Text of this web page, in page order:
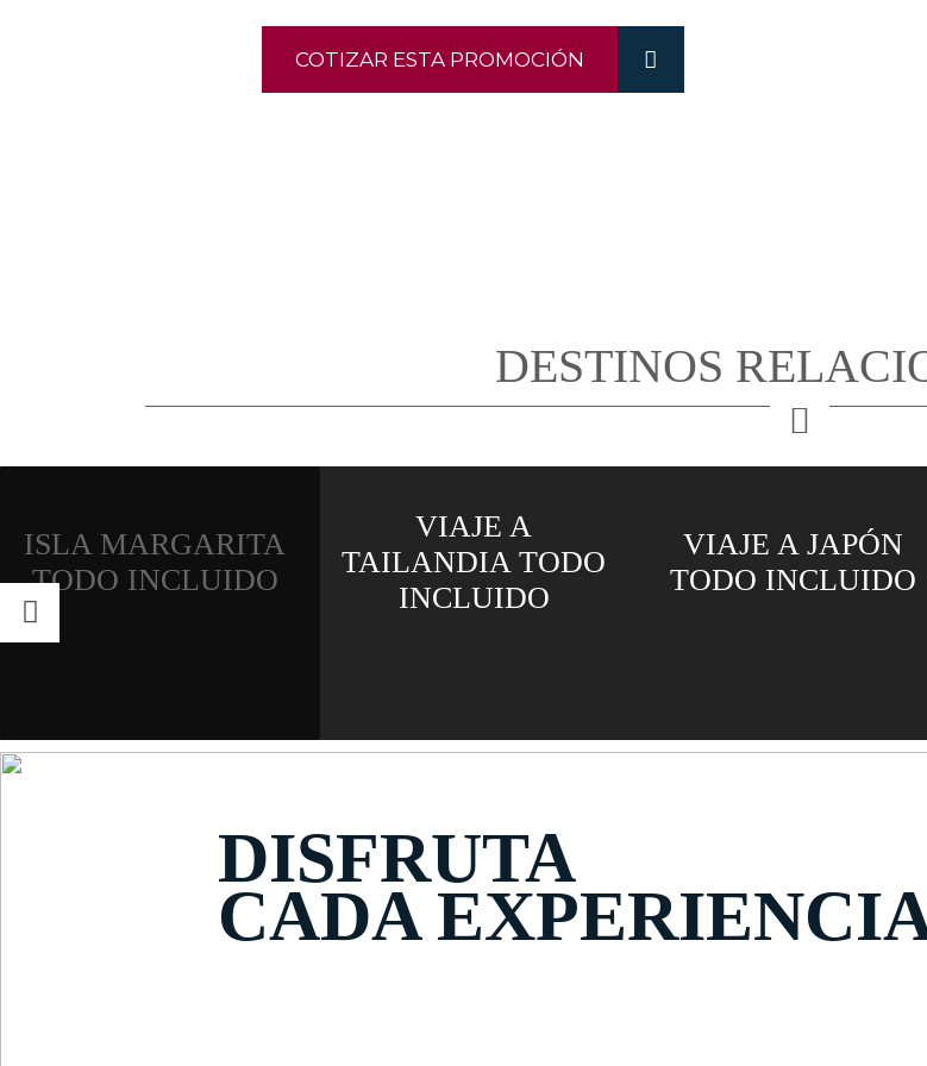
COTIZAR ESTA PROMOCIÓN
DESTINOS
VIAJE A
TAILANDIA TODO
INCLUIDO
VIAJE A JAPÓN
TODO INCLUIDO
DE
DISFRUTA
CADA